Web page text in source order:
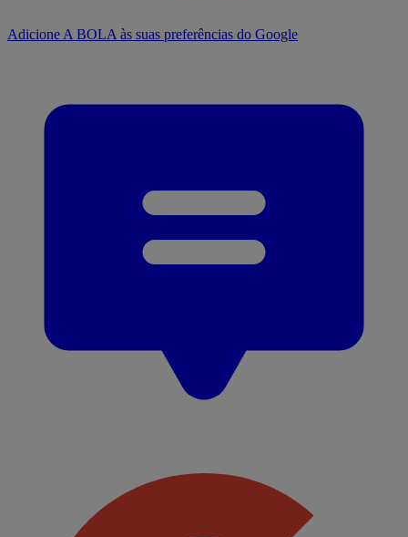
Adicione A BOLA às suas preferências do Google